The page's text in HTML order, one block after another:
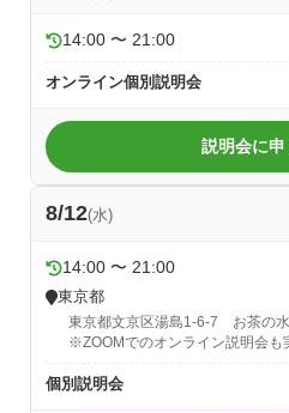
14:00 〜 21:00
オンライン個別説明会
説明会に
8/12(水)
14:00 〜 21:00
東京都
東京都文京区湯島1-6-7 お茶の
※ZOOMでのオンライン説明会も
個別説明会